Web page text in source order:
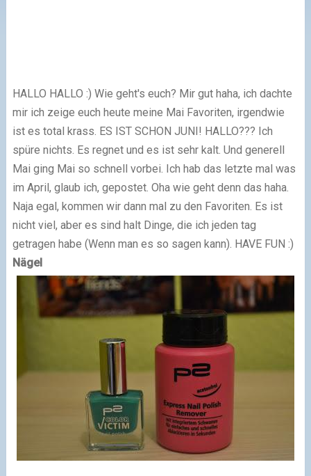
HALLO HALLO :) Wie geht's euch? Mir gut haha, ich dachte
mir ich zeige euch heute meine Mai Favoriten, irgendwie
ist es total krass. ES IST SCHON JUNI! HALLO??? Ich
spüre nichts. Es regnet und es ist sehr kalt. Und generell
Mai ging Mai so schnell vorbei. Ich hab das letzte mal was
im April, glaub ich, gepostet. Oha wie geht denn das haha.
Naja egal, kommen wir dann mal zu den Favoriten. Es ist
nicht viel, aber es sind halt Dinge, die ich jeden tag
getragen habe (Wenn man es so sagen kann). HAVE FUN :)
Nägel